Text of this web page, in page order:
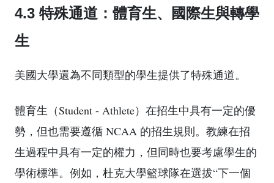
4.3 特殊通道：體育生、國際生與轉學
生
美國大學還為不同類型的學生提供了特殊通道。
體育生（Student - Athlete）在招生中具有一定的優
勢，但也需要遵循 NCAA 的招生規則。教練在招
生過程中具有一定的權力，但同時也要考慮學生的
學術標準。例如，杜克大學籃球隊在選拔“下一個